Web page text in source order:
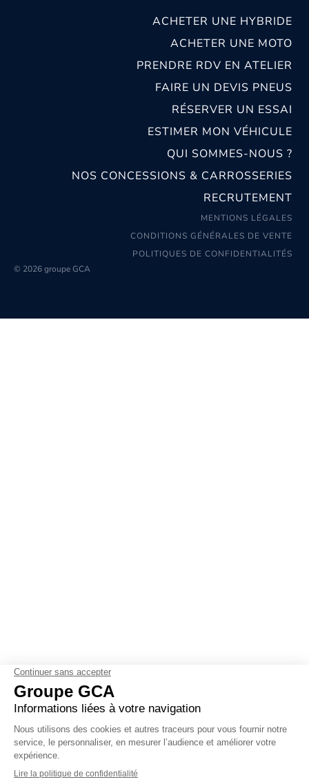
ACHETER UNE HYBRIDE
ACHETER UNE MOTO
PRENDRE RDV EN ATELIER
FAIRE UN DEVIS PNEUS
RÉSERVER UN ESSAI
ESTIMER MON VÉHICULE
QUI SOMMES-NOUS ?
NOS CONCESSIONS & CARROSSERIES
RECRUTEMENT
MENTIONS LÉGALES
CONDITIONS GÉNÉRALES DE VENTE
POLITIQUES DE CONFIDENTIALITÉS
© 2026 groupe GCA